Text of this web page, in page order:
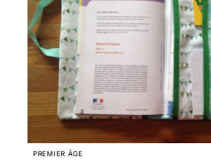
PREMIER ÂGE